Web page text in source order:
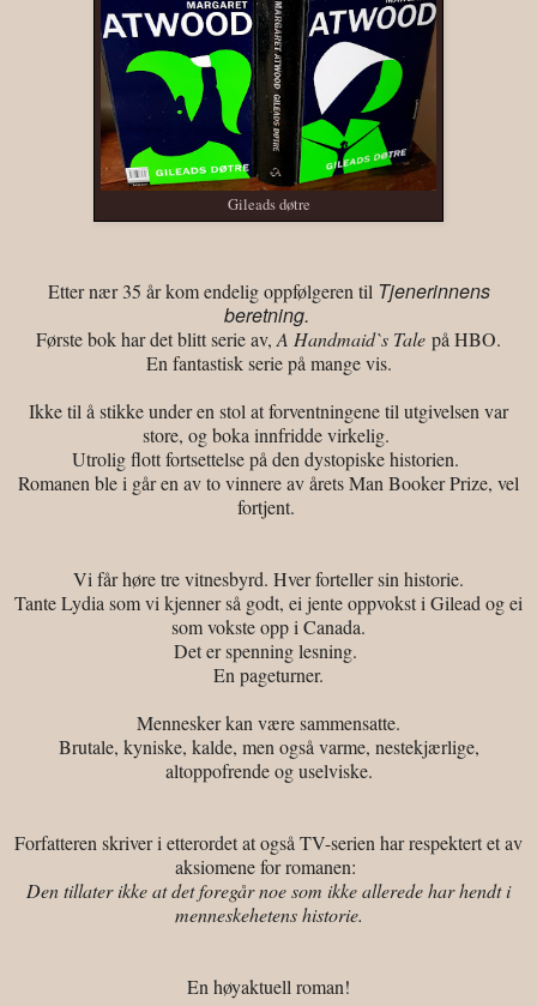
Gileads døtre
Etter nær 35 år kom endelig oppfølgeren til Tjenerinnens
beretning.
Første bok har det blitt serie av, A Handmaid`s Tale på HBO.
En fantastisk serie på mange vis.
Ikke til å stikke under en stol at forventningene til utgivelsen var
store, og boka innfridde virkelig.
Utrolig flott fortsettelse på den dystopiske historien.
Romanen ble i går en av to vinnere av årets Man Booker Prize, vel
fortjent.
Vi får høre tre vitnesbyrd. Hver forteller sin historie.
Tante Lydia som vi kjenner så godt, ei jente oppvokst i Gilead og ei
som vokste opp i Canada.
Det er spenning lesning.
En pageturner.
Mennesker kan være sammensatte.
Brutale, kyniske, kalde, men også varme, nestekjærlige,
altoppofrende og uselviske.
Forfatteren skriver i etterordet at også TV-serien har respektert et av
aksiomene for romanen:
Den tillater ikke at det foregår noe som ikke allerede har hendt i
menneskehetens historie.
En høyaktuell roman!